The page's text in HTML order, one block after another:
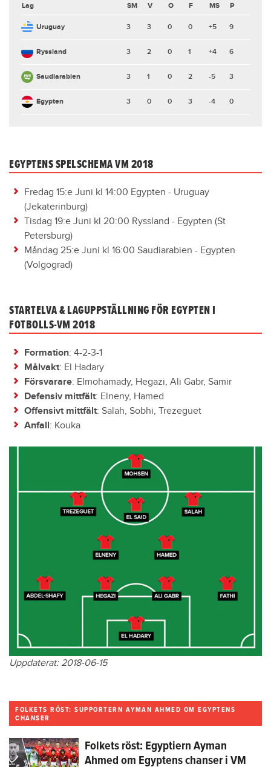
Lag SM V O F MS P
Uruguay 3 3 0 0 +5 9
Ryssland 3 2 0 1 +4 6
Saudiarabien 3 1 0 2 -5 3
Egypten 3 0 0 3 -4 0
EGYPTENS SPELSCHEMA VM 2018
Fredag 15:e Juni kl 14:00 Egypten - Uruguay
(Jekaterinburg)
Tisdag 19:e Juni kl 20:00 Ryssland - Egypten (St
Petersburg)
Måndag 25:e Juni kl 16:00 Saudiarabien - Egypten
(Volgograd)
STARTELVA & LAGUPPSTÄLLNING FÖR EGYPTEN I
FOTBOLLS-VM 2018
Formation: 4-2-3-1
Målvakt: El Hadary
Försvarare: Elmohamady, Hegazi, Ali Gabr, Samir
Defensiv mittfält: Elneny, Hamed
Offensivt mittfält: Salah, Sobhi, Trezeguet
Anfall: Kouka
Uppdaterat: 2018-06-15
FOLKETS RÖST: SUPPORTERN AYMAN AHMED OM EGYPTENS
CHANSER
Folkets röst: Egyptiern Ayman
Ahmed om Egyptens chanser i VM